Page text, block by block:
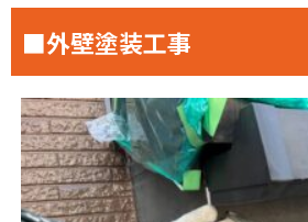
■外壁塗装工事